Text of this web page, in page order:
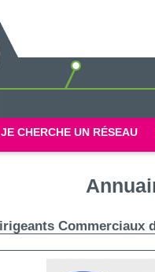
JE CHERCHE UN RÉSEAU